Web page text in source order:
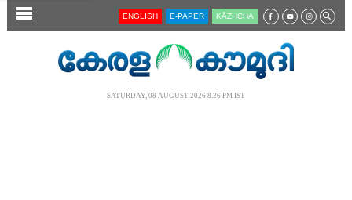
SECTIONS ENGLISH E-PAPER KĀZHCHA
SATURDAY, 08 AUGUST 2026 8.26 PM IST